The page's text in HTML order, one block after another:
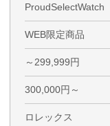
ProudSelectWatch
WEB限定商品
～299,999円
300,000円～
ロレックス